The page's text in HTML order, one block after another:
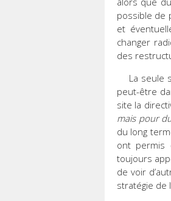
possible de
et
changer
des
La seule
peut-être
site la
mais pour
du long
ont permis
toujours
de voir
stratégie de